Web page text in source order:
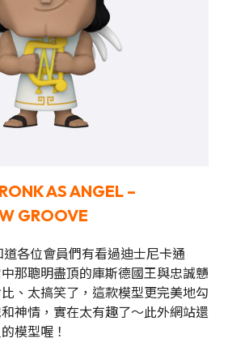
AS ANGEL –
GROOVE
各位會員們有看過迪士尼卡通
中那聰明盡頂的庫斯德國王與忠誠戇
、太搞笑了，這款模型更完美地勾
神情，實在太有趣了～此外網站還
模型喔！